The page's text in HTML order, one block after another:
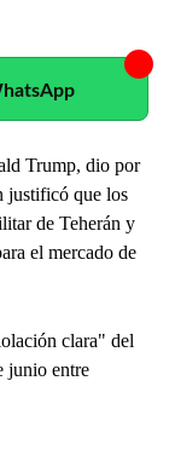
Trump, dio por
justificó que los
de Teherán y
el mercado de
clara" del
junio entre